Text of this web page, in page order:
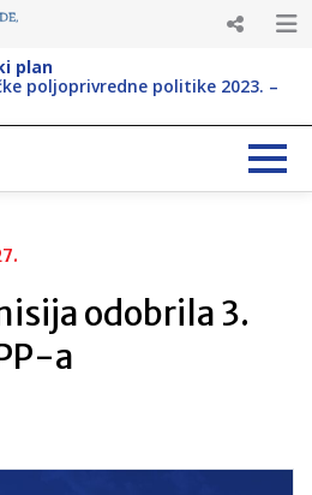
plan
poljoprivredne politike 2023. –
odobrila 3.
a